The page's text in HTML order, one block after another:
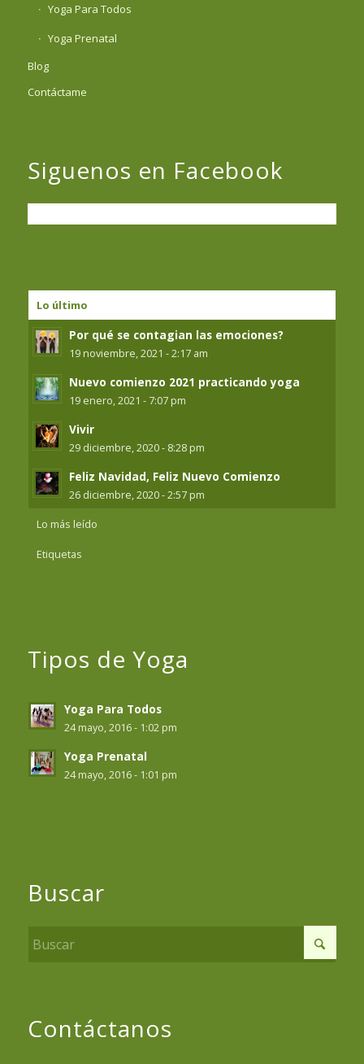
Yoga Para Todos
Yoga Prenatal
Blog
Contáctame
Siguenos en Facebook
Lo último
Por qué se contagian las emociones?
19 noviembre, 2021 - 2:17 am
Nuevo comienzo 2021 practicando yoga
19 enero, 2021 - 7:07 pm
Vivir
29 diciembre, 2020 - 8:28 pm
Feliz Navidad, Feliz Nuevo Comienzo
26 diciembre, 2020 - 2:57 pm
Lo más leído
Etiquetas
Tipos de Yoga
Yoga Para Todos
24 mayo, 2016 - 1:02 pm
Yoga Prenatal
24 mayo, 2016 - 1:01 pm
Buscar
Contáctanos